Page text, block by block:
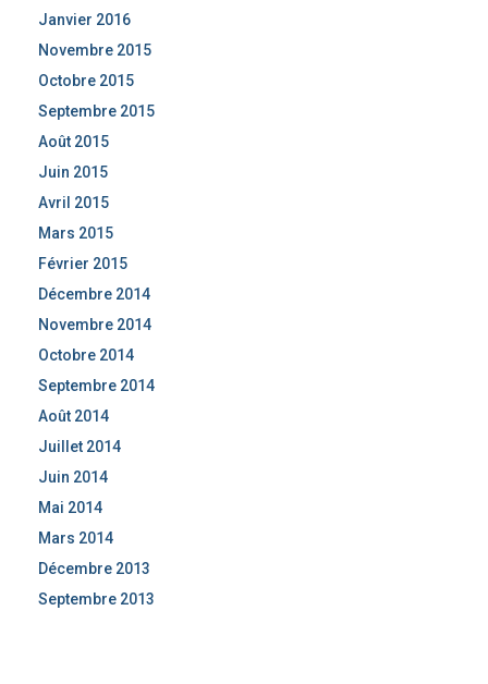
Janvier 2016
Novembre 2015
Octobre 2015
Septembre 2015
Août 2015
Juin 2015
Avril 2015
Mars 2015
Février 2015
Décembre 2014
Novembre 2014
Octobre 2014
Septembre 2014
Août 2014
Juillet 2014
Juin 2014
Mai 2014
Mars 2014
Décembre 2013
Septembre 2013